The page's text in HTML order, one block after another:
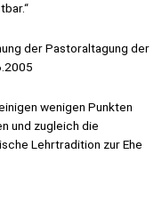
der Pastoraltagung der
wenigen Punkten
und zugleich die
Lehrtradition zur Ehe